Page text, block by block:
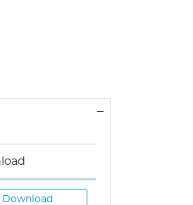
Download